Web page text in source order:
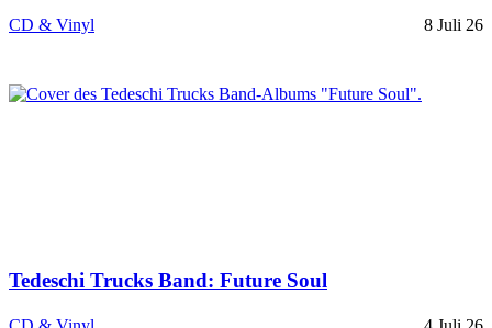
CD & Vinyl 8 Juli 26
Tedeschi Trucks Band: Future Soul